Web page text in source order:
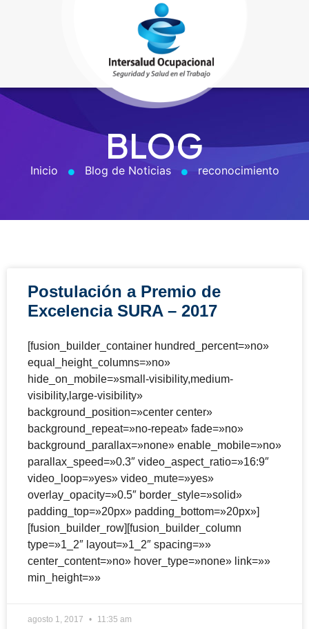
BLOG
Inicio Blog de Noticias reconocimiento
Postulación a Premio de
Excelencia SURA – 2017
[fusion_builder_container hundred_percent=»no»
equal_height_columns=»no»
hide_on_mobile=»small-visibility,medium-
visibility,large-visibility»
background_position=»center center»
background_repeat=»no-repeat» fade=»no»
background_parallax=»none» enable_mobile=»no»
parallax_speed=»0.3″ video_aspect_ratio=»16:9″
video_loop=»yes» video_mute=»yes»
overlay_opacity=»0.5″ border_style=»solid»
padding_top=»20px» padding_bottom=»20px»]
[fusion_builder_row][fusion_builder_column
type=»1_2″ layout=»1_2″ spacing=»»
center_content=»no» hover_type=»none» link=»»
min_height=»»
agosto 1, 2017 11:35 am